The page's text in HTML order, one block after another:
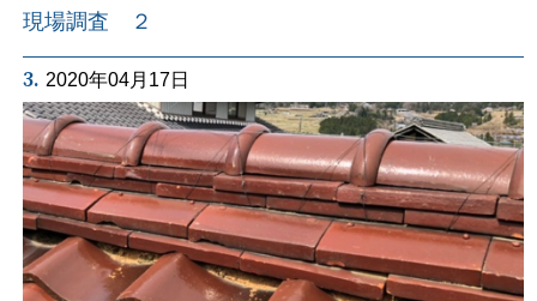
現場調査 ２
3. 2020年04月17日